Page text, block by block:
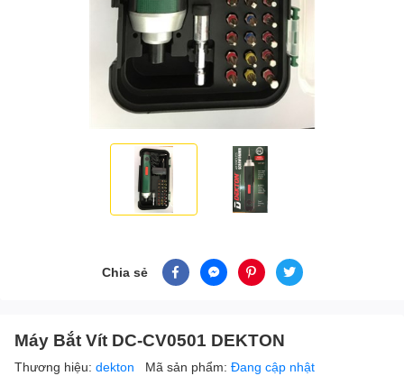
Chia sẻ
Máy Bắt Vít DC-CV0501 DEKTON
Thương hiệu: dekton Mã sản phẩm: Đang cập nhật